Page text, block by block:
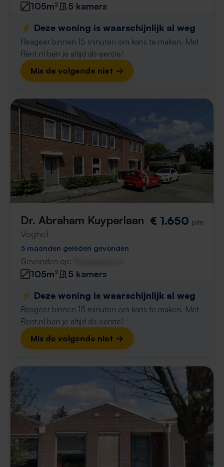
105m²
5 kamers
⚡️ Deze woning is waarschijnlijk al weg
Reageer binnen 15 minuten om kans te maken. Met
Rent.nl ben je altijd als eerste!
Mis de volgende niet →
Dr. Abraham Kuyperlaan
Veghel
€ 1.650 p/m
3 maanden geleden gevonden
Gevonden op:
105m²
5 kamers
⚡️ Deze woning is waarschijnlijk al weg
Reageer binnen 15 minuten om kans te maken. Met
Rent.nl ben je altijd als eerste!
Mis de volgende niet →